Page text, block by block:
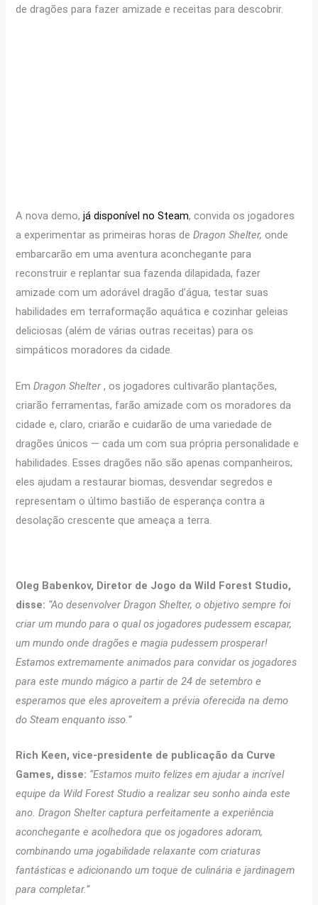
de dragões para fazer amizade e receitas para descobrir.
A nova demo,já disponível no Steam, convida os jogadores
a experimentar as primeiras horas deDragon Shelter, onde
embarcarão em uma aventura aconchegante para
reconstruir e replantar sua fazenda dilapidada, fazer
amizade com um adorável dragão d’água, testar suas
habilidades em terraformação aquática e cozinhar geleias
deliciosas (além de várias outras receitas) para os
simpáticos moradores da cidade.
EmDragon Shelter , os jogadores cultivarão plantações,
criarão ferramentas, farão amizade com os moradores da
cidade e, claro, criarão e cuidarão de uma variedade de
dragões únicos — cada um com sua própria personalidade e
habilidades. Esses dragões não são apenas companheiros;
eles ajudam a restaurar biomas, desvendar segredos e
representam o último bastião de esperança contra a
desolação crescente que ameaça a terra.
Oleg Babenkov, Diretor de Jogo da Wild Forest Studio,
disse: “Ao desenvolver Dragon Shelter, o objetivo sempre foi
criar um mundo para o qual os jogadores pudessem escapar,
um mundo onde dragões e magia pudessem prosperar!
Estamos extremamente animados para convidar os jogadores
para este mundo mágico a partir de 24 de setembro e
esperamos que eles aproveitem a prévia oferecida na demo
do Steam enquanto isso.”
Rich Keen, vice-presidente de publicação da Curve
Games, disse: “Estamos muito felizes em ajudar a incrível
equipe da Wild Forest Studio a realizar seu sonho ainda este
ano. Dragon Shelter captura perfeitamente a experiência
aconchegante e acolhedora que os jogadores adoram,
combinando uma jogabilidade relaxante com criaturas
fantásticas e adicionando um toque de culinária e jardinagem
para completar.”